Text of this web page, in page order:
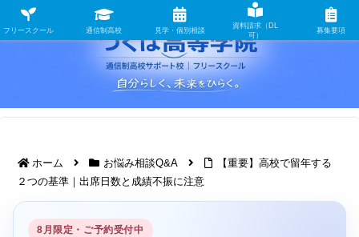
ホーム お悩み相談Q&A
【重要】高校で留年する
２つの基準｜出席日数と成績不振に注意
8月限定・ご予約受付中
フリースクール 通信制高校 見学・個別相談
資料請求（DL
可）
募集要項